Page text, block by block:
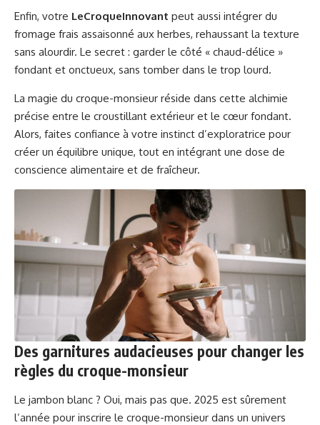
Enfin, votre LeCroqueInnovant peut aussi intégrer du
fromage frais assaisonné aux herbes, rehaussant la texture
sans alourdir. Le secret : garder le côté « chaud-délice »
fondant et onctueux, sans tomber dans le trop lourd.
La magie du croque-monsieur réside dans cette alchimie
précise entre le croustillant extérieur et le cœur fondant.
Alors, faites confiance à votre instinct d’exploratrice pour
créer un équilibre unique, tout en intégrant une dose de
conscience alimentaire et de fraîcheur.
Des garnitures audacieuses pour changer les
règles du croque-monsieur
Le jambon blanc ? Oui, mais pas que. 2025 est sûrement
l’année pour inscrire le croque-monsieur dans un univers